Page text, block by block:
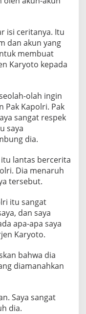
isi ceritanya. Itu
dan akun yang
membuat
Karyoto kepada
olah ingin
Pak Kapolri. Pak
sangat respek
saya
dia.
lantas bercerita
Dia menaruh
tersebut.
itu sangat
dan saya
apa-apa saya
Karyoto.
bahwa dia
diamanahkan
Saya sangat
dia.